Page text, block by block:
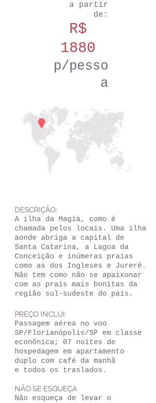
DESCRIÇÃO:
A ilha da Magia, como é
chamada pelos locais. Uma ilha
aonde abriga a capital de
Santa Catarina, a Lagoa da
Conceição e inúmeras praias
como as dos Ingleses e Jurerê.
Não tem como não se apaixonar
com as prais mais bonitas da
região sul-sudeste do país.
PREÇO INCLUI:
Passagem aérea no voo
SP/Florianópolis/SP em classe
econônica; 07 noites de
hospedagem em apartamento
duplo com café da manhã
e todos os traslados.
NÃO SE ESQUEÇA
Não esqueça de levar o
a partir
de:
R$
1880
p/pesso
a